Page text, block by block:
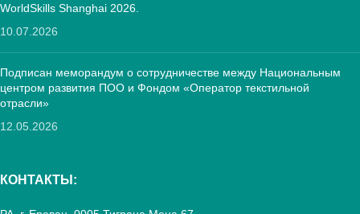
WorldSkills Shanghai 2026.
10.07.2026
Подписан меморандум о сотрудничестве между Национальным
центром развития ПОО и Фондом «Оператор текстильной
отрасли»
12.05.2026
КОНТАКТЫ: